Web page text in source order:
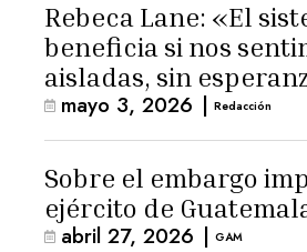
Rebeca Lane: «El
beneficia si nos
aisladas, sin
para la ternura»
mayo 3, 2026 | Redacción
Sobre el embargo
ejército de
abril 27, 2026 | GAM